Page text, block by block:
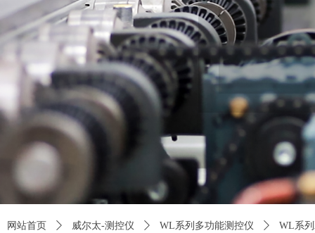
Careful
网站首页 ꄲ 威尔太-测控仪 ꄲ WL系列多功能测控仪 ꄲ WL系